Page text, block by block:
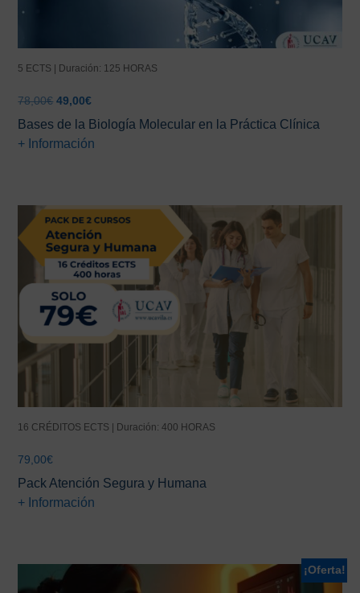
5 ECTS | Duración: 125 HORAS
78,00€ El
original
era:
49,00€El
actual
es:
Bases de la Biología Molecular en la Práctica Clínica
+ Información
16 CRÉDITOS ECTS | Duración: 400 HORAS
79,00€
Pack Atención Segura y Humana
+ Información
¡Oferta!